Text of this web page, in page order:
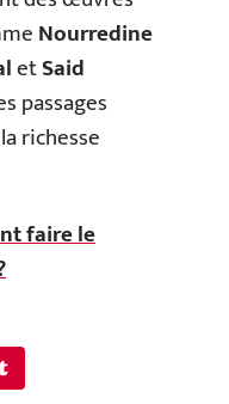
Nourredine
etSaid
passages
richesse
faire le